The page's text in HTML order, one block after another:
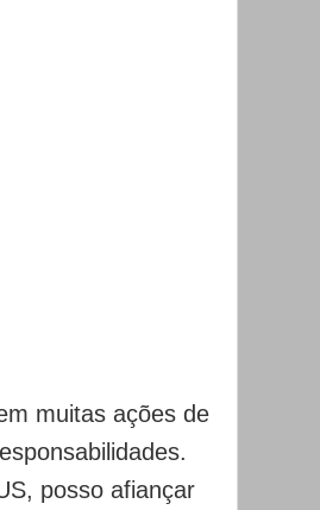
muitas ações de
posso afiançar